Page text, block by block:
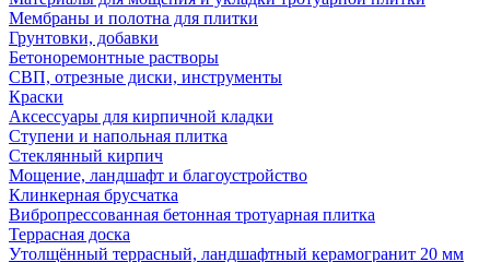
Мембраны и полотна для плитки
Грунтовки, добавки
Бетоноремонтные растворы
СВП, отрезные диски, инструменты
Краски
Аксессуары для кирпичной кладки
Ступени и напольная плитка
Cтеклянный кирпич
Мощение, ландшафт и благоустройство
Клинкерная брусчатка
Вибропрессованная бетонная тротуарная плитка
Террасная доска
Утолщённый террасный, ландшафтный керамогранит 20 мм